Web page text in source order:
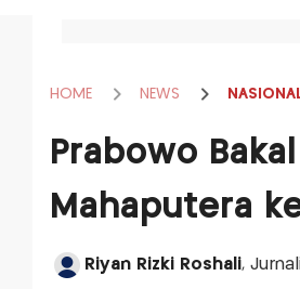
HOME NEWS
Prabowo
Mahaputera
Riyan Rizki Roshali,